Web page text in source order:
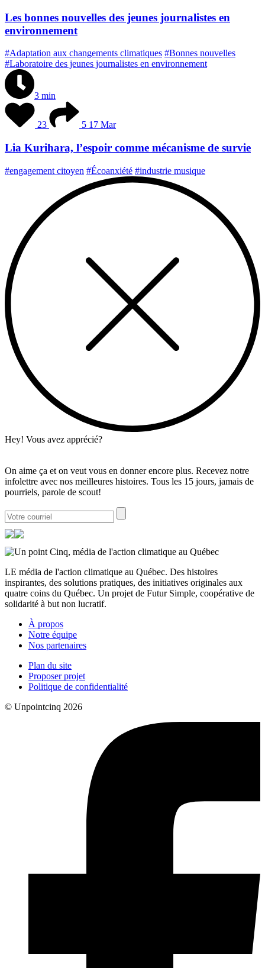
Les bonnes nouvelles des jeunes journalistes en
environnement
#Adaptation aux changements climatiques #Bonnes nouvelles
#Laboratoire des jeunes journalistes en environnement
3 min
23 5 17 Mar
Lia Kurihara, l’espoir comme mécanisme de survie
#engagement citoyen #Écoanxiété #industrie musique
Hey! Vous avez apprécié?
On aime ça et on veut vous en donner encore plus. Recevez notre
infolettre avec nos meilleures histoires. Tous les 15 jours, jamais de
pourriels, parole de scout!
LE média de l'action climatique au Québec. Des histoires
inspirantes, des solutions pratiques, des initiatives originales aux
quatre coins du Québec. Un projet de Futur Simple, coopérative de
solidarité à but non lucratif.
À propos
Notre équipe
Nos partenaires
Plan du site
Proposer projet
Politique de confidentialité
© Unpointcinq 2026